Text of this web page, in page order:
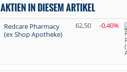
AKTIEN IN DIESEM ARTIKEL
Redcare Pharmacy
(ex Shop Apotheke)
62,50 -0,40%